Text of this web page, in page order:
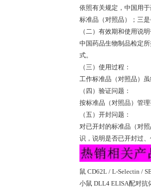
依照有关规定，中国用
标准品（对照品）；三
（二）有效期和使用说
中国药品生物制品检定
式。
（三）使用过程：
工作标准品（对照品）
（四）验证问题：
按标准品（对照品）管
（五）开封问题：
对已开封的标准品（对
识，说明是否已开封过
鼠 CD62L / L-Selectin /
小鼠 DLL4 ELISA配对